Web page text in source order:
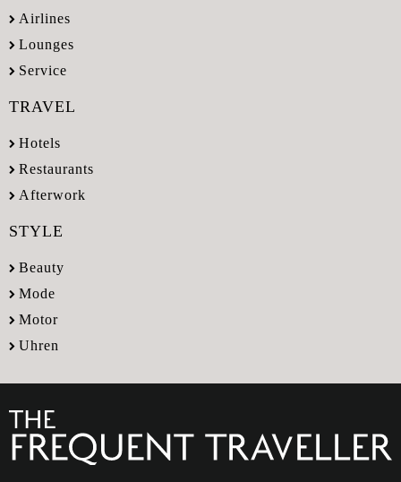
Airlines
Lounges
Service
TRAVEL
Hotels
Restaurants
Afterwork
STYLE
Beauty
Mode
Motor
Uhren